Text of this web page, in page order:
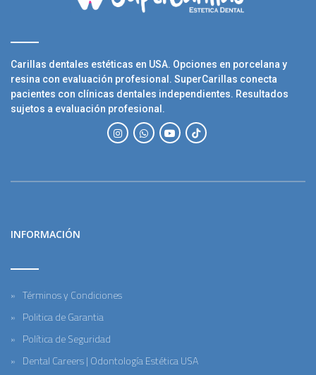
Carillas dentales estéticas en USA. Opciones en porcelana y
resina con evaluación profesional. SuperCarillas conecta
pacientes con clínicas dentales independientes. Resultados
sujetos a evaluación profesional.
INFORMACIÓN
Términos y Condiciones
Politica de Garantia
Política de Seguridad
Dental Careers | Odontología Estética USA